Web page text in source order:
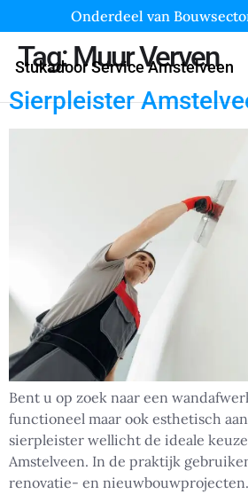
Onderdeel van
Stukadoor Service Amstelveen
Tag:Muur Verven
Sierpleister
Bent u op zoek naar een
functioneel maar ook esthetisch
sierpleister wellicht de ideale
Amstelveen. In de praktijk
renovatie- en